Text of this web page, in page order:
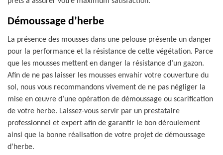
Démoussage d’herbe
La présence des mousses dans une pelouse présente un danger
pour la performance et la résistance de cette végétation. Parce
que les mousses mettent en danger la résistance d’un gazon.
Afin de ne pas laisser les mousses envahir votre couverture du
sol, nous vous recommandons vivement de ne pas négliger la
mise en œuvre d’une opération de démoussage ou scarification
de votre herbe. Laissez-vous servir par un prestataire
professionnel et expert afin de garantir le bon déroulement
ainsi que la bonne réalisation de votre projet de démoussage
d’herbe.